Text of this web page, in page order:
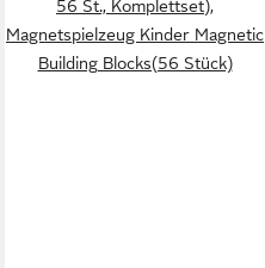
56 St., Komplettset),
Magnetspielzeug Kinder Magnetic
Building Blocks(56 Stück)